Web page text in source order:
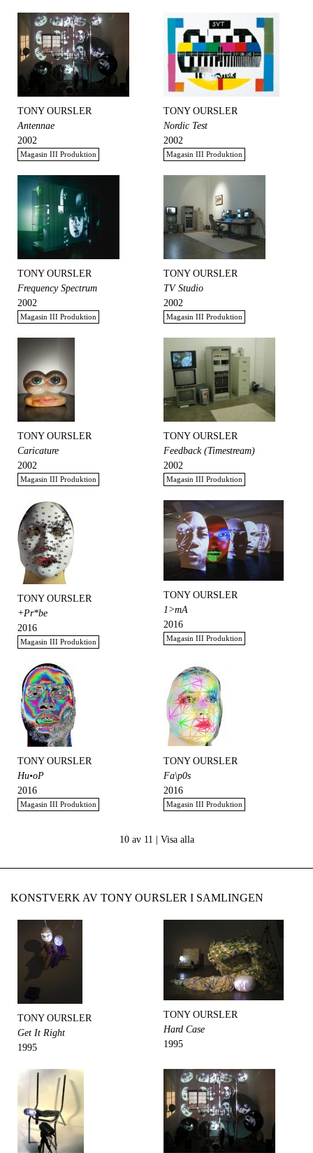
TONY OURSLER
Antennae
2002
Magasin III Produktion
TONY OURSLER
Nordic Test
2002
Magasin III Produktion
TONY OURSLER
Frequency Spectrum
2002
Magasin III Produktion
TONY OURSLER
TV Studio
2002
Magasin III Produktion
TONY OURSLER
Caricature
2002
Magasin III Produktion
TONY OURSLER
Feedback (Timestream)
2002
Magasin III Produktion
TONY OURSLER
+Pr*be
2016
Magasin III Produktion
TONY OURSLER
1>mA
2016
Magasin III Produktion
TONY OURSLER
Hu•oP
2016
Magasin III Produktion
TONY OURSLER
Fa\p0s
2016
Magasin III Produktion
10 av 11 | Visa alla
KONSTVERK AV TONY OURSLER I SAMLINGEN
TONY OURSLER
Get It Right
1995
TONY OURSLER
Hard Case
1995